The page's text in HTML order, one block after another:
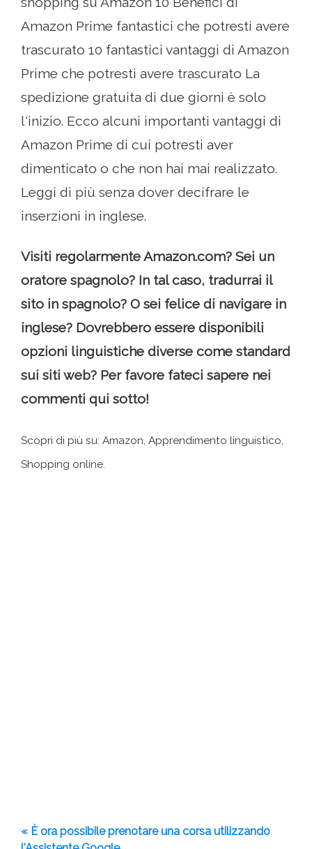
Amazon Prime fantastici che potresti avere
trascurato 10 fantastici vantaggi di Amazon
Prime che potresti avere trascurato La
spedizione gratuita di due giorni è solo
l'inizio. Ecco alcuni importanti vantaggi di
Amazon Prime di cui potresti aver
dimenticato o che non hai mai realizzato.
Leggi di più senza dover decifrare le
inserzioni in inglese.
Visiti regolarmente Amazon.com? Sei un
oratore spagnolo? In tal caso, tradurrai il
sito in spagnolo? O sei felice di navigare in
inglese? Dovrebbero essere disponibili
opzioni linguistiche diverse come standard
sui siti web? Per favore fateci sapere nei
commenti qui sotto!
Scopri di più su: Amazon, Apprendimento linguistico,
Shopping online.
« È ora possibile prenotare una corsa utilizzando